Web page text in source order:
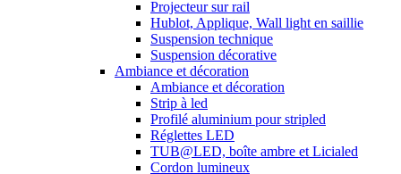
Projecteur sur rail
Hublot, Applique, Wall light en saillie
Suspension technique
Suspension décorative
Ambiance et décoration
Ambiance et décoration
Strip à led
Profilé aluminium pour stripled
Réglettes LED
TUB@LED, boîte ambre et Licialed
Cordon lumineux